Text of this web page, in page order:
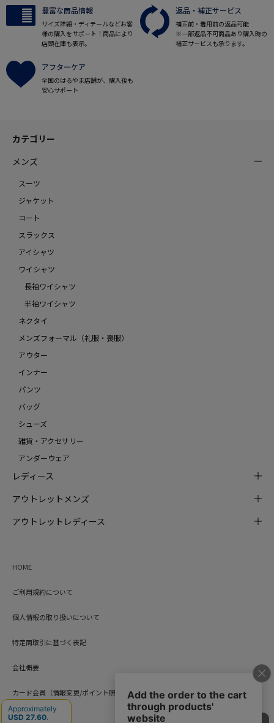
豊富な商品情報
サイズ詳細・ディテールなどお客
様の購入をサポート！商品により
店頭在庫も表示。
返品・補正サービス
補正前・着用前の返品可能
※一部返品不可商品あり購入時の
補正サービスも承ります。
アフターケア
全国のはるやま店舗が、購入後も
安心サポート
カテゴリー
メンズ
スーツ
ジャケット
コート
スラックス
アイシャツ
ワイシャツ
長袖ワイシャツ
半袖ワイシャツ
ネクタイ
メンズフォーマル（礼服・喪服）
アウター
インナー
パンツ
バッグ
シューズ
雑貨・アクセサリー
アンダーウェア
レディース
アウトレットメンズ
アウトレットレディース
HOME
ご利用規約について
個人情報の取り扱いについて
特定商取引に基づく表記
会社概要
カード会員（情報変更/ポイント照会）
お問い合わせ